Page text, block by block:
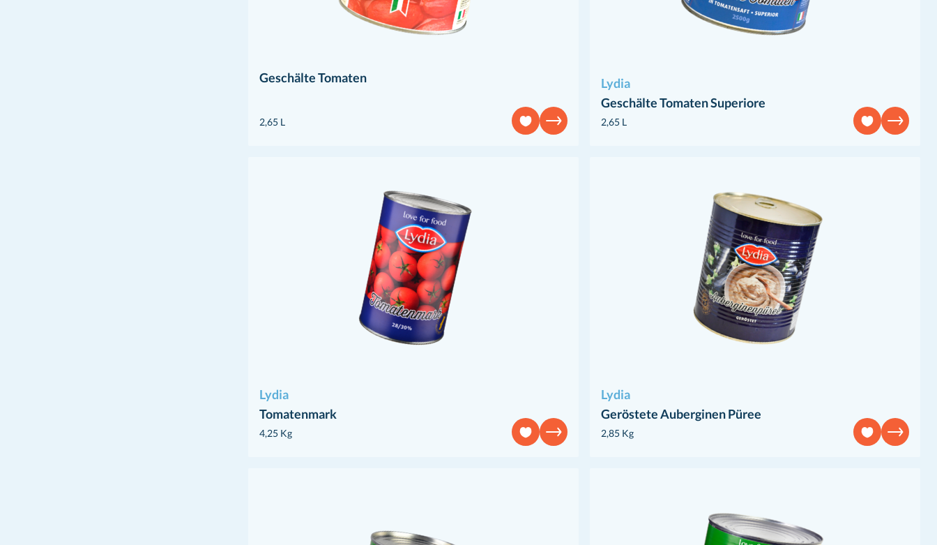
Geschälte Tomaten
2,65 L
Lydia
Geschälte Tomaten Superiore
2,65 L
Lydia
Tomatenmark
4,25 Kg
Lydia
Geröstete Auberginen Püree
2,85 Kg